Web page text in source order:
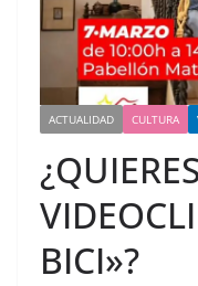
ACTUALIDAD CULTURA
BICI»?